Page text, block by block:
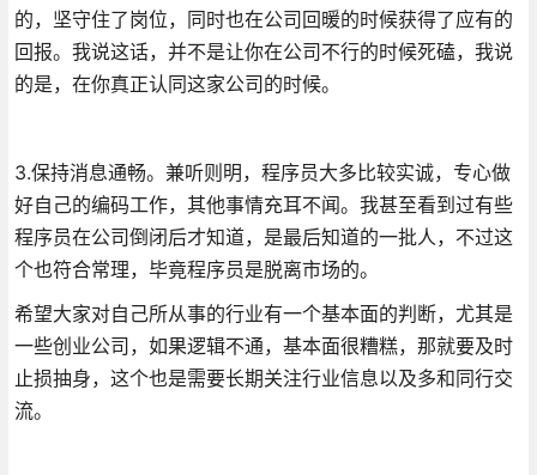
的，坚守住了岗位，同时也在公司回暖的时候获得了应有的
回报。我说这话，并不是让你在公司不行的时候死磕，我说
的是，在你真正认同这家公司的时候。
3.保持消息通畅。兼听则明，程序员大多比较实诚，专心做
好自己的编码工作，其他事情充耳不闻。我甚至看到过有些
程序员在公司倒闭后才知道，是最后知道的一批人，不过这
个也符合常理，毕竟程序员是脱离市场的。
希望大家对自己所从事的行业有一个基本面的判断，尤其是
一些创业公司，如果逻辑不通，基本面很糟糕，那就要及时
止损抽身，这个也是需要长期关注行业信息以及多和同行交
流。